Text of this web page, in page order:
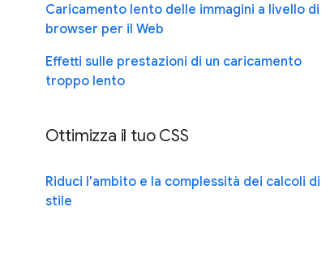
Caricamento lento delle immagini a livello di
browser per il Web
Effetti sulle prestazioni di un caricamento
troppo lento
Ottimizza il tuo CSS
Riduci l'ambito e la complessità dei calcoli di
stile